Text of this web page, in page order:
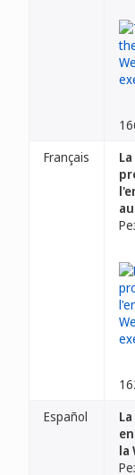
Français
Español
la